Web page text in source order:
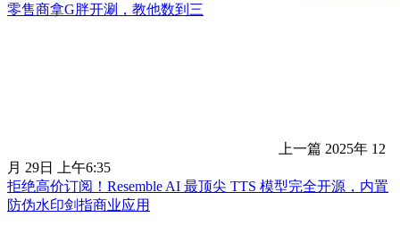
零售商拿G胖开涮，教他数到三
上一篇 2025年 12
月 29日 上午6:35
拒绝高价订阅！Resemble AI 最顶尖 TTS 模型完全开源，内置
防伪水印剑指商业应用